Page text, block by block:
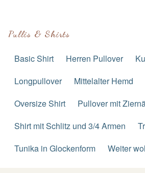
Pullis & Shirts
Basic Shirt Herren Pullover
Longpullover
Mittelalter Hemd
Oversize Shirt
Pullover mit
Shirt mit Schlitz und 3/4 Armen
Tunika in Glockenform
Weiter